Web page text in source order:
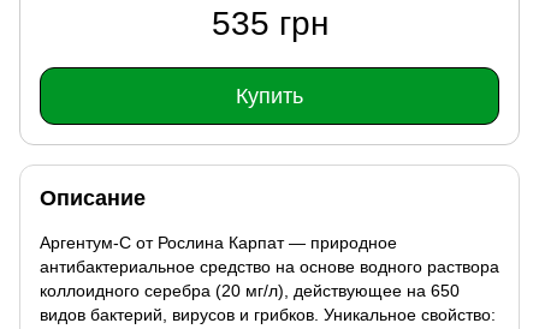
535 грн
Купить
Описание
Аргентум-С от Рослина Карпат — природное
антибактериальное средство на основе водного раствора
коллоидного серебра (20 мг/л), действующее на 650
видов бактерий, вирусов и грибков. Уникальное свойство: